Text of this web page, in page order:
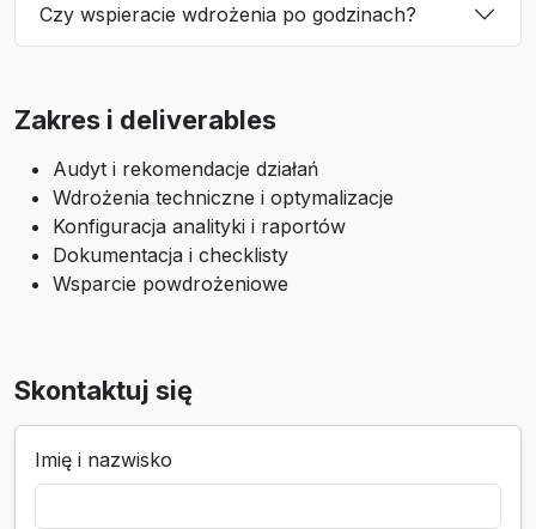
Czy wspieracie wdrożenia po godzinach?
Zakres i deliverables
Audyt i rekomendacje działań
Wdrożenia techniczne i optymalizacje
Konfiguracja analityki i raportów
Dokumentacja i checklisty
Wsparcie powdrożeniowe
Skontaktuj się
Imię i nazwisko